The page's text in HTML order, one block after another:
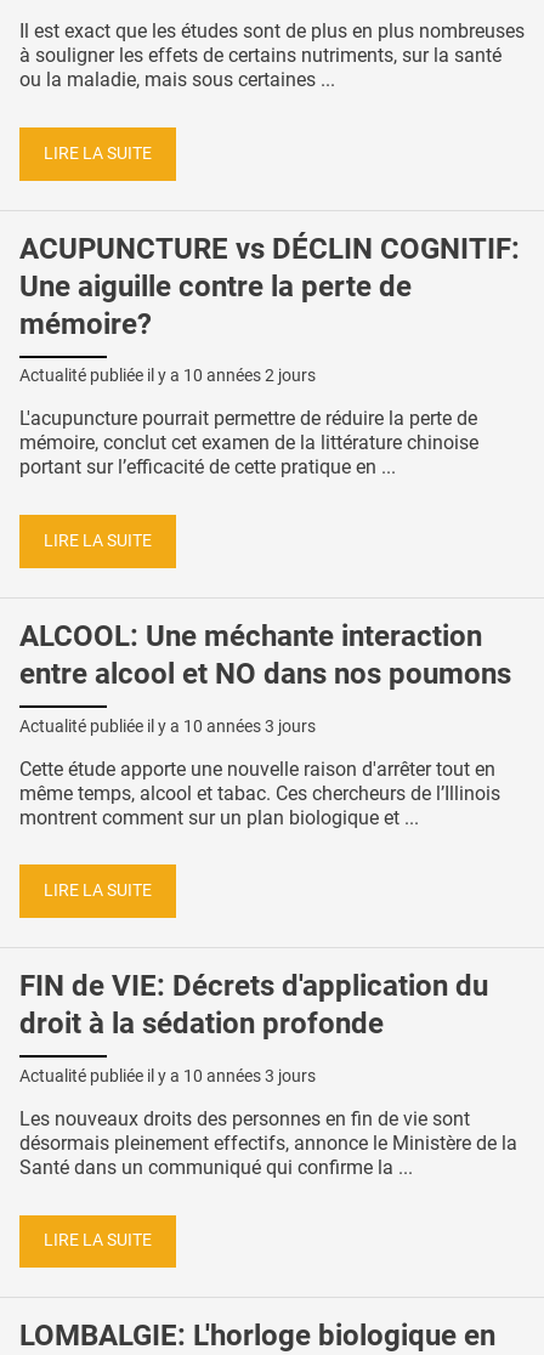
Il est exact que les études sont de plus en plus nombreuses
à souligner les effets de certains nutriments, sur la santé
ou la maladie, mais sous certaines ...
LIRE LA SUITE
ACUPUNCTURE vs DÉCLIN COGNITIF:
Une aiguille contre la perte de
mémoire?
Actualité publiée il y a 10 années 2 jours
L'acupuncture pourrait permettre de réduire la perte de
mémoire, conclut cet examen de la littérature chinoise
portant sur l’efficacité de cette pratique en ...
LIRE LA SUITE
ALCOOL: Une méchante interaction
entre alcool et NO dans nos poumons
Actualité publiée il y a 10 années 3 jours
Cette étude apporte une nouvelle raison d'arrêter tout en
même temps, alcool et tabac. Ces chercheurs de l’Illinois
montrent comment sur un plan biologique et ...
LIRE LA SUITE
FIN de VIE: Décrets d'application du
droit à la sédation profonde
Actualité publiée il y a 10 années 3 jours
Les nouveaux droits des personnes en fin de vie sont
désormais pleinement effectifs, annonce le Ministère de la
Santé dans un communiqué qui confirme la ...
LIRE LA SUITE
LOMBALGIE: L'horloge biologique en